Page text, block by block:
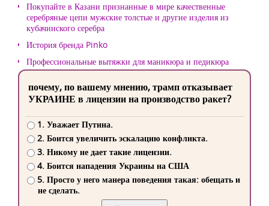
Покупайте в Казани признанные в мире качественные
серебряные цепи мужские толстые и другие изделия из
кубачинского серебра
История бренда Pinko
Профессиональные вытяжки для маникюра и педикюра
почему, по вашему мнению, трамп отказывает
УКРАИНЕ в лицензии на производство ракет?
1. Уважает Путина.
2. Боится увеличить эскалацию конфликта.
3. Никому не дает такие лицензии.
4. Боится нападения Украины на США
5. Просто у него манера поведения такая: обещать и
не сделать.